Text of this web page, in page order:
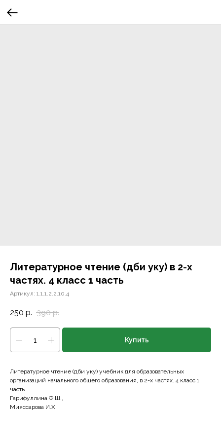
Литературное чтение (әдәби уку) в 2-х
частях. 4 класс 1 часть
Артикул: 1.1.1.2.2.10.4
250 р. 390 р.
Купить
Литературное чтение (әдәби уку) учебник для образовательных
организаций начального общего образования, в 2-х частях. 4 класс 1
часть
Гарифуллина Ф.Ш.,
Мияссарова И.Х.